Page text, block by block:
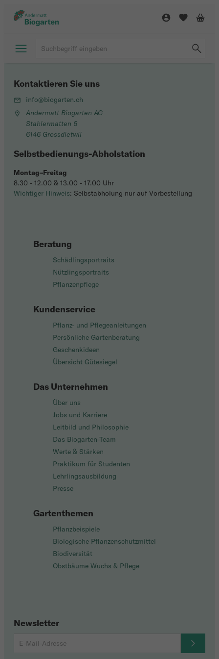
Beratung
Schädlingsportraits
Nützlingsportraits
Pflanzenpflege
Kundenservice
Pflanz- und Pflegeanleitungen
Persönliche Gartenberatung
Geschenkideen
Übersicht Gütesiegel
Das Unternehmen
Über uns
Jobs und Karriere
Leitbild und Philosophie
Das Biogarten-Team
Werte & Stärken
Praktikum für Studenten
Lehrlingsausbildung
Presse
Gartenthemen
Pflanzbeispiele
Biologische Pflanzenschutzmittel
Biodiversität
Obstbäume Wuchs & Pflege
Newsletter
Kontaktieren Sie uns
info@biogarten.ch
Andermatt Biogarten AG
Stahlermatten 6
6146 Grossdietwil
Selbstbedienungs-Abholstation
Montag–Freitag
8.30 - 12.00 & 13.00 - 17.00 Uhr
Wichtiger Hinweis: Selbstabholung nur auf Vorbestellung